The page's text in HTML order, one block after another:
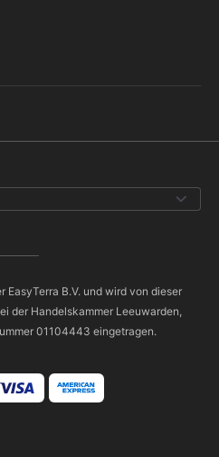
EasyTerra B.V. und wird von dieser
der Handelskammer Leeuwarden,
01104443 eingetragen.